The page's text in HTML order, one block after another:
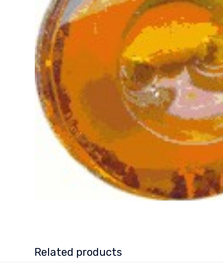
Related products